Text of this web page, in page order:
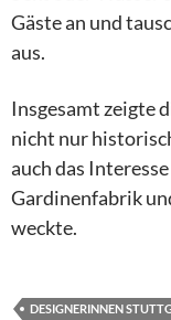
Gäste an und
aus.
Insgesamt zeigte
nicht nur
auch das
Gardinenfabrik
weckte.
DESIGNERINNEN